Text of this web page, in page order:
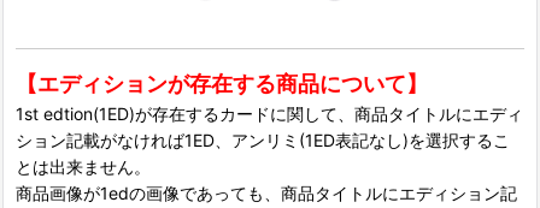
【エディションが存在する商品について】
1st edtion(1ED)が存在するカードに関して、商品タイトルにエディ
ション記載がなければ1ED、アンリミ(1ED表記なし)を選択するこ
とは出来ません。
商品画像が1edの画像であっても、商品タイトルにエディション記